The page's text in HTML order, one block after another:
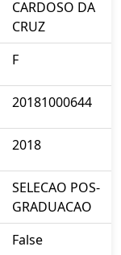
CARDOSO DA
CRUZ
F
20181000644
2018
SELECAO POS-
GRADUACAO
False